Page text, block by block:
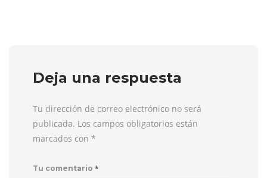
Deja una respuesta
Tu dirección de correo electrónico no será
publicada. Los campos obligatorios están
marcados con *
Tu comentario *